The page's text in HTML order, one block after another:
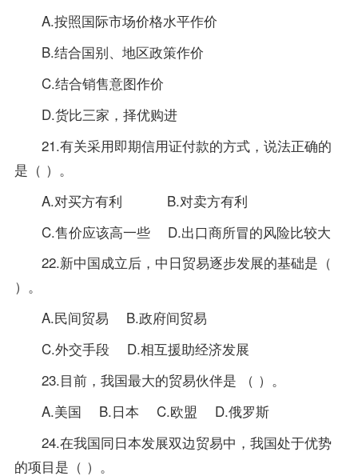
A.按照国际市场价格水平作价
B.结合国别、地区政策作价
C.结合销售意图作价
D.货比三家，择优购进
21.有关采用即期信用证付款的方式，说法正确的
是（ ）。
A.对买方有利 B.对卖方有利
C.售价应该高一些 D.出口商所冒的风险比较大
22.新中国成立后，中日贸易逐步发展的基础是（
）。
A.民间贸易 B.政府间贸易
C.外交手段 D.相互援助经济发展
23.目前，我国最大的贸易伙伴是 （ ）。
A.美国 B.日本 C.欧盟 D.俄罗斯
24.在我国同日本发展双边贸易中，我国处于优势
的项目是（ ）。